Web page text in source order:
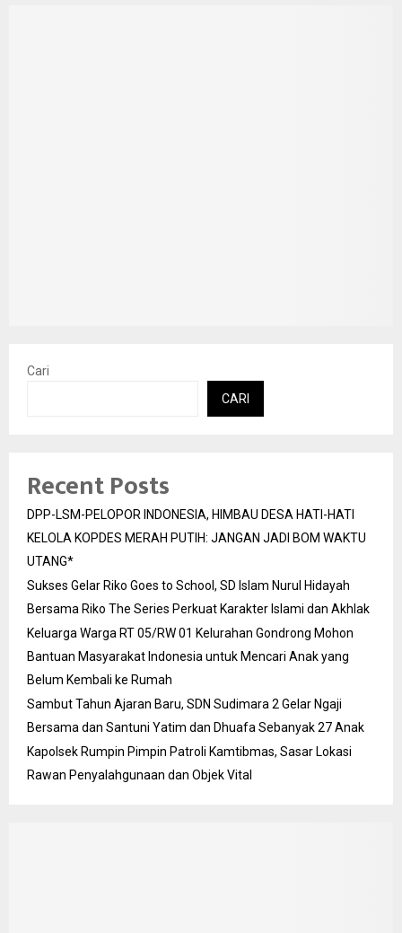
Cari
CARI
Recent Posts
DPP-LSM-PELOPOR INDONESIA, HIMBAU DESA HATI-HATI
KELOLA KOPDES MERAH PUTIH: JANGAN JADI BOM WAKTU
UTANG*
Sukses Gelar Riko Goes to School, SD Islam Nurul Hidayah
Bersama Riko The Series Perkuat Karakter Islami dan Akhlak
Keluarga Warga RT 05/RW 01 Kelurahan Gondrong Mohon
Bantuan Masyarakat Indonesia untuk Mencari Anak yang
Belum Kembali ke Rumah
Sambut Tahun Ajaran Baru, SDN Sudimara 2 Gelar Ngaji
Bersama dan Santuni Yatim dan Dhuafa Sebanyak 27 Anak
Kapolsek Rumpin Pimpin Patroli Kamtibmas, Sasar Lokasi
Rawan Penyalahgunaan dan Objek Vital